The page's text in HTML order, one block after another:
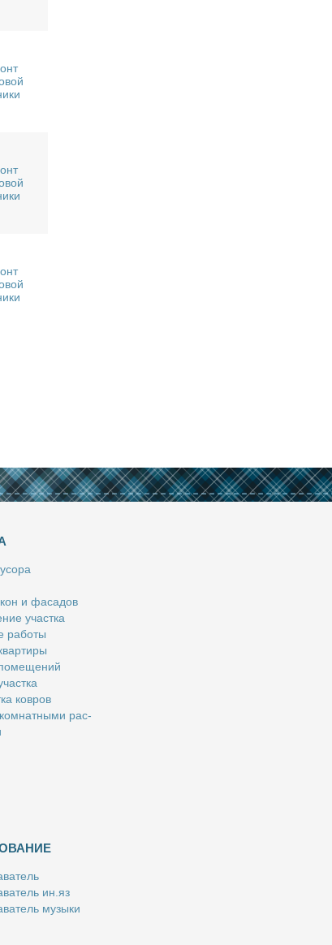
и фа­са­дов
участ­ка
ра­бо­ты
ков­ров
рас­
ин.яз
му­зы­ки